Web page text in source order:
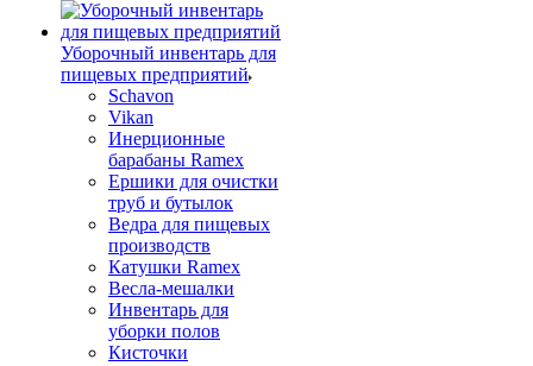
Уборочный инвентарь для
пищевых предприятий
Schavon
Vikan
Инерционные
барабаны Ramex
Ершики для очистки
труб и бутылок
Ведра для пищевых
производств
Катушки Ramex
Весла-мешалки
Инвентарь для
уборки полов
Кисточки